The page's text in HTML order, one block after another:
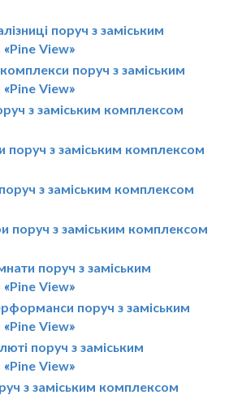
поруч з заміським
View»
комплекси поруч з заміським
View»
з заміським комплексом
поруч з заміським комплексом
з заміським комплексом
поруч з заміським комплексом
поруч з заміським
View»
поруч з заміським
View»
поруч з заміським
View»
з заміським комплексом